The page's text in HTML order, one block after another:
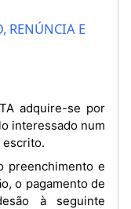
RENÚNCIA E
interessado num
escrito.
o pagamento de
à seguinte